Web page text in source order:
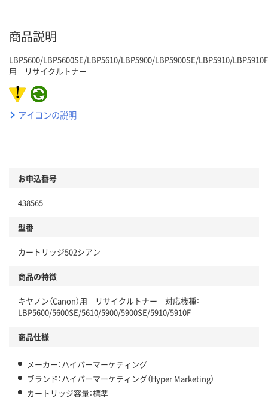
商品説明
LBP5600/LBP5600SE/LBP5610/LBP5900/LBP5900SE/LBP5910/LBP5910F
用 リサイクルトナー
アイコンの説明
お申込番号
438565
型番
カートリッジ502シアン
商品の特徴
キヤノン（Canon）用 リサイクルトナー 対応機種：
LBP5600/5600SE/5610/5900/5900SE/5910/5910F
商品仕様
メーカー：ハイパーマーケティング
ブランド：ハイパーマーケティング（Hyper Marketing）
カートリッジ容量：標準